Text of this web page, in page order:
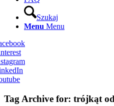
Szukaj
Menu Menu
Tag Archive for: trójkąt